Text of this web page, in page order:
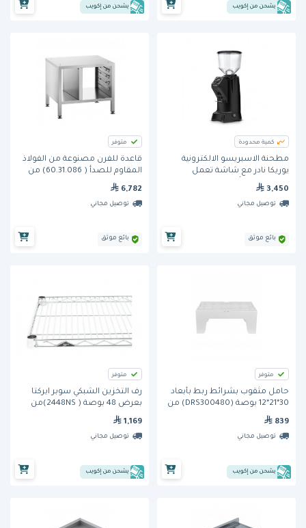
يشحن من إكويب يشحن من إكويب
كمية محدودة
مطحنة الاسبريسو الالكترونية
يوريكا نادر مع شاشة تعمل
3,450
توصيل مجاني
بائع موثق
متوفر
قاعدة للفرن مصنوعة من الفولاذ
المقاوم للصدأ ( 60.31.086) من
راشونال
6,782
توصيل مجاني
بائع موثق
متوفر
حامل مثقوب بشرائط ربط بأبعاد
30*21*12 بوصة (DRS300480) من
كامبرو
839
توصيل مجاني
يشحن من إكويب
متوفر
رف التخزين الشبكي سوبر ايركتا
بعرض 48 بوصة ( 2448NS)من
1,169
توصيل مجاني
يشحن من إكويب